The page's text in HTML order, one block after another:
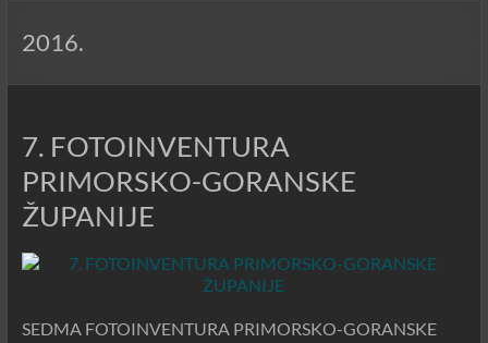
2016.
7. FOTOINVENTURA
PRIMORSKO-GORANSKE
ŽUPANIJE
SEDMA FOTOINVENTURA PRIMORSKO-GORANSKE